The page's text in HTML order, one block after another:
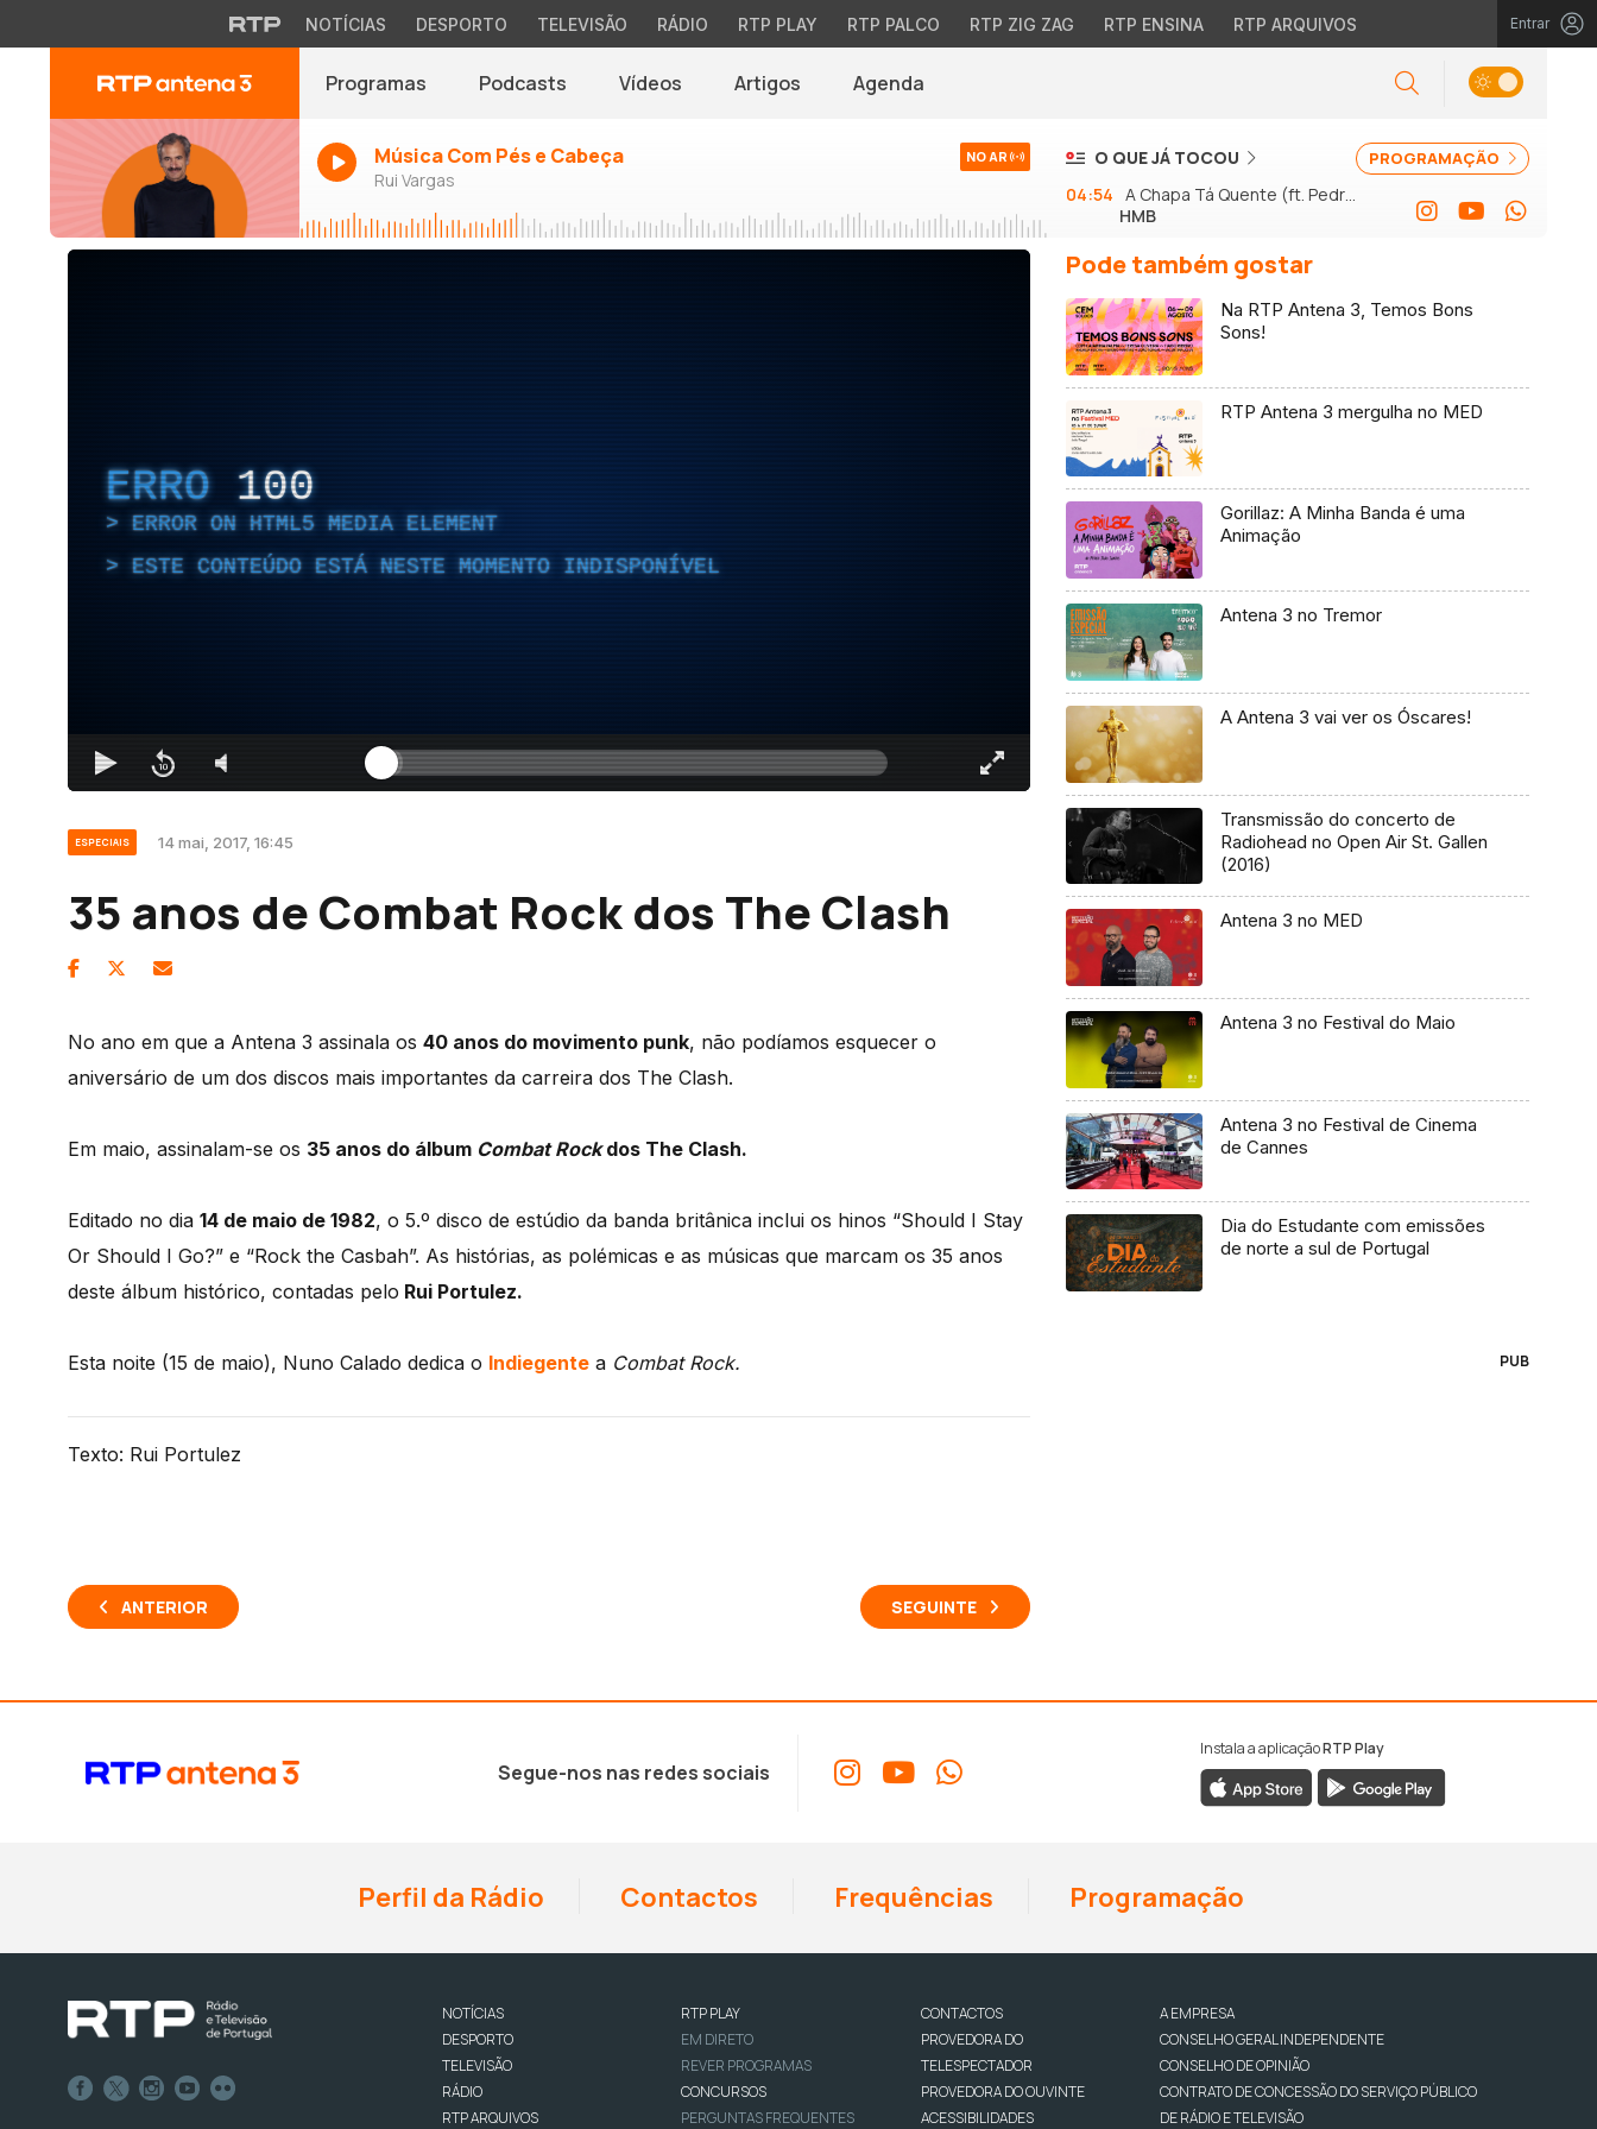
NOTÍCIAS DESPORTO TELEVISÃO RÁDIO RTP PLAY RTP PALCO RTP ZIG ZAG RTP ENSINA RTP ARQUIVOS Entrar
Programas Podcasts Vídeos Artigos Agenda
Música Com Pés e Cabeça
Rui Vargas
NO AR PROGRAMAÇÃO
O QUE JÁ TOCOU
04:54 A Chapa Tá Quente (ft. Pedro
Abrunhosa)
HMB
ERRO 100
ERROR ON HTML5 MEDIA ELEMENT
ESTE CONTEÚDO ESTÁ NESTE MOMENTO INDISPONÍVEL
ESPECIAIS 14 mai, 2017, 16:45
35 anos de Combat Rock dos The Clash
No ano em que a Antena 3 assinala os 40 anos do movimento punk, não podíamos esquecer o
aniversário de um dos discos mais importantes da carreira dos The Clash.
Em maio, assinalam-se os 35 anos do álbum Combat Rockdos The Clash.
Editado no dia 14 de maio de 1982, o 5.º disco de estúdio da banda britânica inclui os hinos “Should I Stay
Or Should I Go?” e “Rock the Casbah”. As histórias, as polémicas e as músicas que marcam os 35 anos
deste álbum histórico, contadas pelo Rui Portulez.
Esta noite (15 de maio), Nuno Calado dedica o Indiegente a Combat Rock.
Texto: Rui Portulez
ANTERIOR SEGUINTE
Pode também gostar
Na RTP Antena 3, Temos Bons
Sons!
RTP Antena 3 mergulha no MED
Gorillaz: A Minha Banda é uma
Animação
Antena 3 no Tremor
A Antena 3 vai ver os Óscares!
Transmissão do concerto de
Radiohead no Open Air St. Gallen
(2016)
Antena 3 no MED
Antena 3 no Festival do Maio
Antena 3 no Festival de Cinema
de Cannes
Dia do Estudante com emissões
de norte a sul de Portugal
PUB
Segue-nos nas redes sociais
Instala a aplicaçãoRTP Play
Perfil da Rádio Contactos Frequências Programação
NOTÍCIAS
DESPORTO
TELEVISÃO
RÁDIO
RTP ARQUIVOS
RTP PLAY
EM DIRETO
REVER PROGRAMAS
CONCURSOS
PERGUNTAS FREQUENTES
CONTACTOS
PROVEDORA DO
TELESPECTADOR
PROVEDORA DO OUVINTE
ACESSIBILIDADES
A EMPRESA
CONSELHO GERAL INDEPENDENTE
CONSELHO DE OPINIÃO
CONTRATO DE CONCESSÃO DO SERVIÇO PÚBLICO
DE RÁDIO E TELEVISÃO